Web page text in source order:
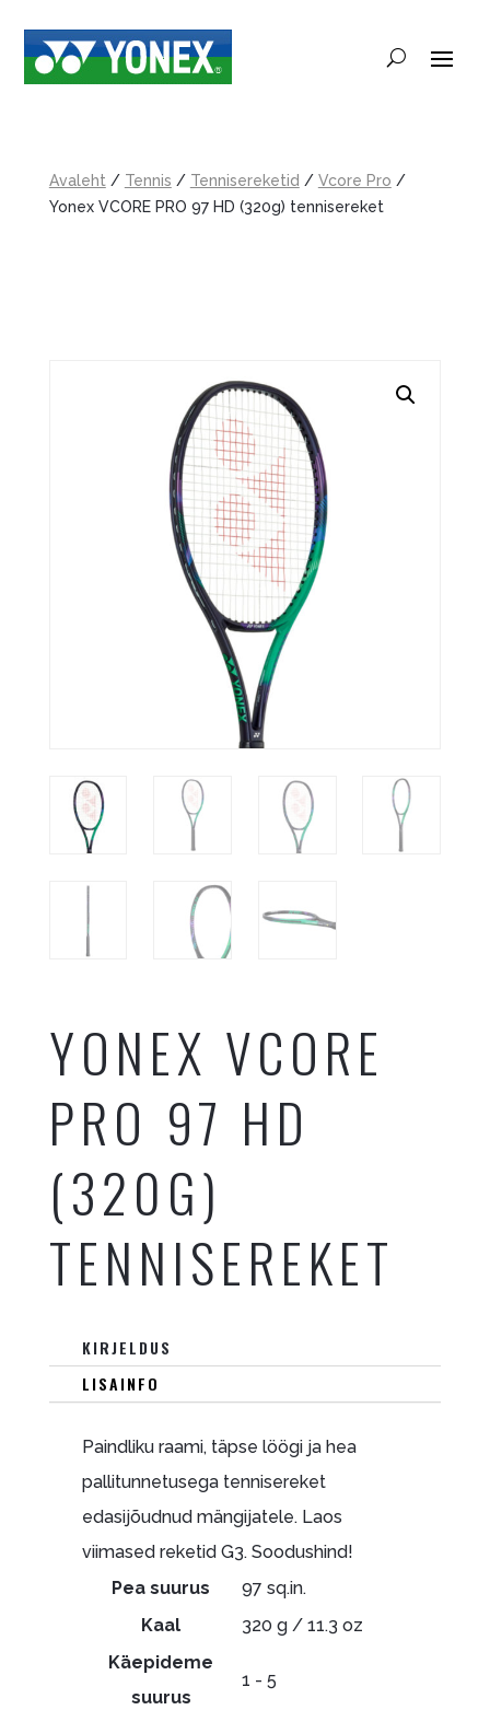
Avaleht / Tennis / Tennisereketid / Vcore Pro /
Yonex VCORE PRO 97 HD (320g) tennisereket
YONEX VCORE
PRO 97 HD
(320G)
TENNISEREKET
KIRJELDUS
LISAINFO
Paindliku raami, täpse löögi ja hea
pallitunnetusega tennisereket
edasijõudnud mängijatele. Laos
viimased reketid G3. Soodushind!
Pea suurus
97 sq.in.
Kaal
320 g / 11.3 oz
Käepideme
suurus
1 - 5